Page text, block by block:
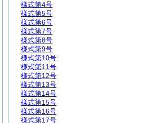
様式第4号
様式第5号
様式第6号
様式第7号
様式第8号
様式第9号
様式第10号
様式第11号
様式第12号
様式第13号
様式第14号
様式第15号
様式第16号
様式第17号